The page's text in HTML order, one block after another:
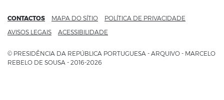
CONTACTOS MAPA DO SÍTIO
POLÍTICA DE PRIVACIDADE
AVISOS LEGAIS
ACESSIBILIDADE
© PRESIDÊNCIA DA REPÚBLICA PORTUGUESA - ARQUIVO - MARCELO
REBELO DE SOUSA - 2016-2026